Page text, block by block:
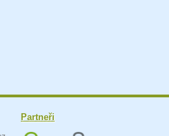
Partneři